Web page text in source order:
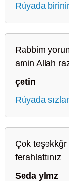
Rüyada
Rabbim
amin Allah
çetin
Rüyada
Çok teşekkğr
ferahlattınız
Seda ylmz